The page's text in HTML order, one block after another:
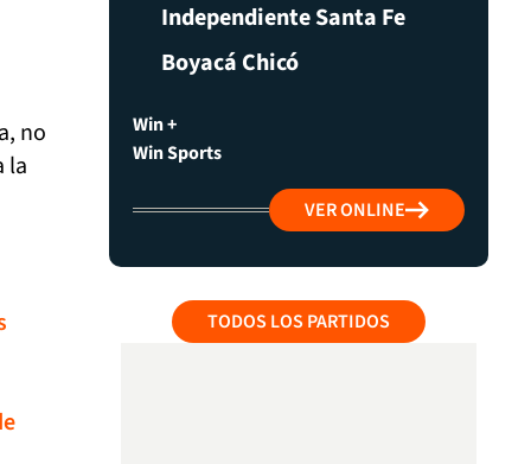
no
la
Independiente Santa Fe
Boyacá Chicó
Win +
Win Sports
VER ONLINE
TODOS LOS PARTIDOS